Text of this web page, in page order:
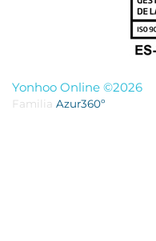
Yonhoo Online ©2026
Familia Azur360º